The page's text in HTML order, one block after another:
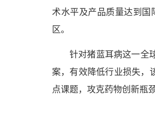
术水平及产品质量达到国
区。
针对猪蓝耳病这一全
案，有效降低行业损失，
点课题，攻克药物创新瓶